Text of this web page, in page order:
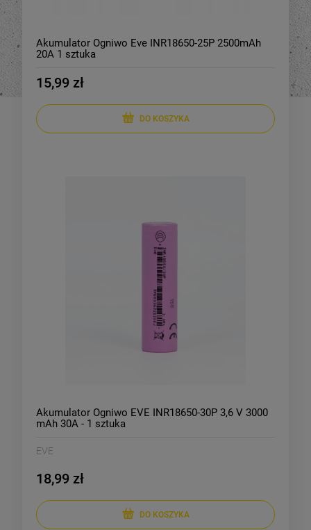
Akumulator Ogniwo Eve INR18650-25P 2500mAh
20A 1 sztuka
15,99 zł
DO KOSZYKA
Akumulator Ogniwo EVE INR18650-30P 3,6 V 3000
mAh 30A - 1 sztuka
EVE
18,99 zł
DO KOSZYKA